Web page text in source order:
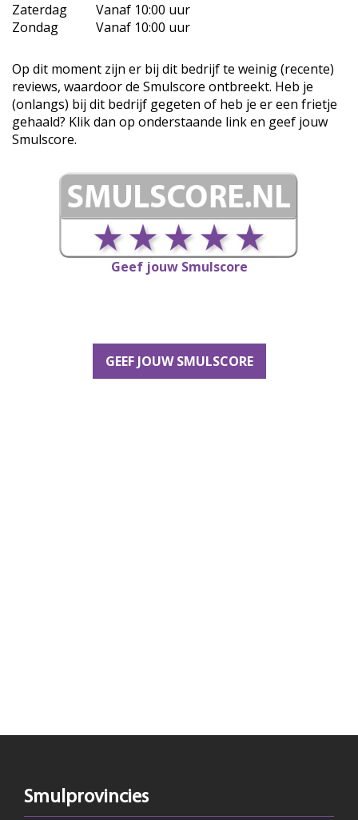
Zaterdag
Vanaf 10:00 uur
Zondag
Vanaf 10:00 uur
Op dit moment zijn er bij dit bedrijf te weinig (recente)
reviews, waardoor de Smulscore ontbreekt. Heb je
(onlangs) bij dit bedrijf gegeten of heb je er een frietje
gehaald? Klik dan op onderstaande link en geef jouw
Smulscore.
Geef jouw Smulscore
GEEF JOUW SMULSCORE
Smulprovincies